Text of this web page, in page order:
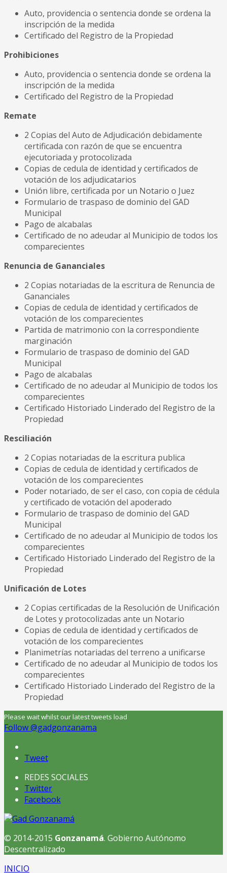
Auto, providencia o sentencia donde se ordena la
inscripción de la medida
Certificado del Registro de la Propiedad
Prohibiciones
Auto, providencia o sentencia donde se ordena la
inscripción de la medida
Certificado del Registro de la Propiedad
Remate
2 Copias del Auto de Adjudicación debidamente
certificada con razón de que se encuentra
ejecutoriada y protocolizada
Copias de cedula de identidad y certificados de
votación de los adjudicatarios
Unión libre, certificada por un Notario o Juez
Formulario de traspaso de dominio del GAD
Municipal
Pago de alcabalas
Certificado de no adeudar al Municipio de todos los
comparecientes
Renuncia de Gananciales
2 Copias notariadas de la escritura de Renuncia de
Gananciales
Copias de cedula de identidad y certificados de
votación de los comparecientes
Partida de matrimonio con la correspondiente
marginación
Formulario de traspaso de dominio del GAD
Municipal
Pago de alcabalas
Certificado de no adeudar al Municipio de todos los
comparecientes
Certificado Historiado Linderado del Registro de la
Propiedad
Resciliación
2 Copias notariadas de la escritura publica
Copias de cedula de identidad y certificados de
votación de los comparecientes
Poder notariado, de ser el caso, con copia de cédula
y certificado de votación del apoderado
Formulario de traspaso de dominio del GAD
Municipal
Certificado de no adeudar al Municipio de todos los
comparecientes
Certificado Historiado Linderado del Registro de la
Propiedad
Unificación de Lotes
2 Copias certificadas de la Resolución de Unificación
de Lotes y protocolizadas ante un Notario
Copias de cedula de identidad y certificados de
votación de los comparecientes
Planimetrías notariadas del terreno a unificarse
Certificado de no adeudar al Municipio de todos los
comparecientes
Certificado Historiado Linderado del Registro de la
Propiedad
Please wait whilst our latest tweets load
Follow @gadgonzanama
Tweet
REDES SOCIALES
Twitter
Facebook
© 2014-2015 Gonzanamá. Gobierno Autónomo
Descentralizado
INICIO